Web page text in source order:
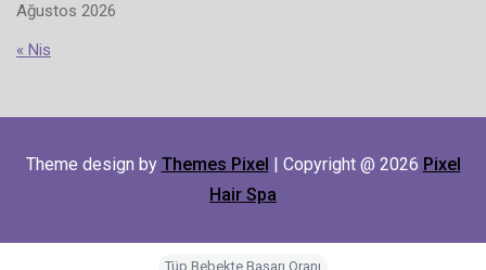
Ağustos 2026
« Nis
Theme design by Themes Pixel | Copyright @ 2026 Pixel
Hair Spa
Tüp Bebekte Başarı Oranı